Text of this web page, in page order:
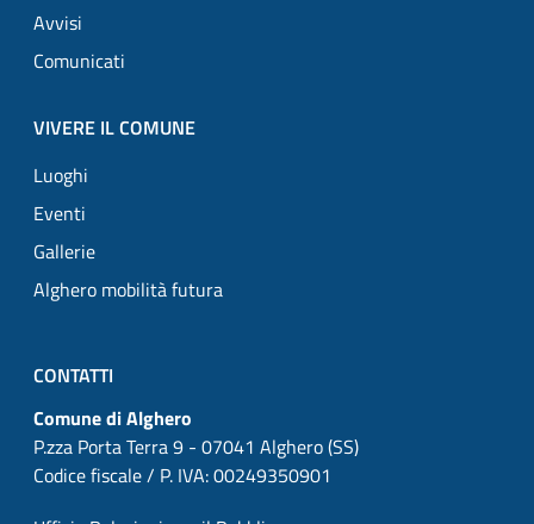
Avvisi
Comunicati
VIVERE IL COMUNE
Luoghi
Eventi
Gallerie
Alghero mobilità futura
CONTATTI
Comune di Alghero
P.zza Porta Terra 9 - 07041 Alghero (SS)
Codice fiscale / P. IVA: 00249350901